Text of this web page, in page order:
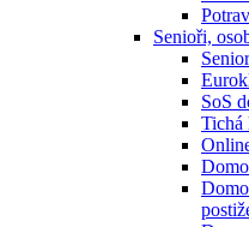
Senioři,
SoS
Tichá